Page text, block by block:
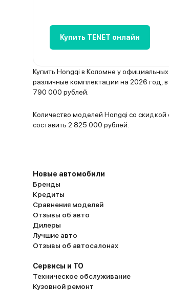
Купить TENET онлайн
Купить Hongqi в Коломне у
различные комплектации на 2026 год,
790 000 рублей.
Количество моделей Hongqi со
составить 2 825 000 рублей.
Новые автомобили
Бренды
Кредиты
Сравнения моделей
Отзывы об авто
Дилеры
Лучшие авто
Отзывы об автосалонах
Сервисы и ТО
Техническое обслуживание
Кузовной ремонт